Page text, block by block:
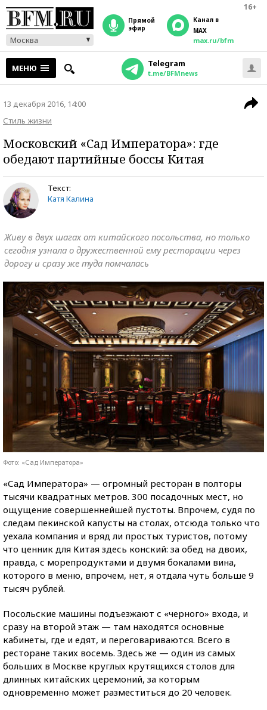
16+
Москва
прямой
эфир
Канал в
MAX
max.ru/bfm
МЕНЮ Telegram
t.me/BFMnews
13 декабря 2016, 14:00
Стиль жизни
Московский «Сад Императора»: где
обедают партийные боссы Китая
Текст:
Катя Калина
Живу в двух шагах от китайского посольства, но только
сегодня узнала о дружественной ему ресторации через
дорогу и сразу же туда помчалась
Фото: «Сад Императора»
«Сад Императора» — огромный ресторан в полторы
тысячи квадратных метров. 300 посадочных мест, но
ощущение совершеннейшей пустоты. Впрочем, судя по
следам пекинской капусты на столах, отсюда только что
уехала компания и вряд ли простых туристов, потому
что ценник для Китая здесь конский: за обед на двоих,
правда, с морепродуктами и двумя бокалами вина,
которого в меню, впрочем, нет, я отдала чуть больше 9
тысяч рублей.
Посольские машины подъезжают с «черного» входа, и
сразу на второй этаж — там находятся основные
кабинеты, где и едят, и переговариваются. Всего в
ресторане таких восемь. Здесь же — один из самых
больших в Москве круглых крутящихся столов для
длинных китайских церемоний, за которым
одновременно может разместиться до 20 человек.